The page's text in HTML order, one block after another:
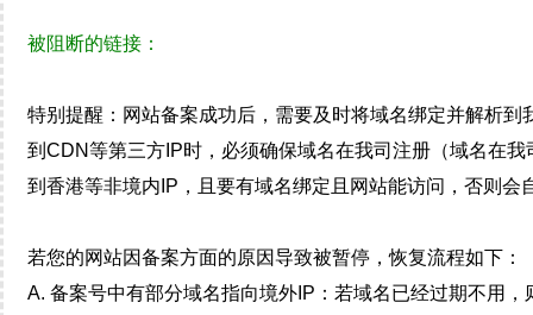
被阻断的链接：
特别提醒：网站备案成功后，需要及时将域名绑定并解析
到CDN等第三方IP时，必须确保域名在我司注册（域名在
到香港等非境内IP，且要有域名绑定且网站能访问，否则
若您的网站因备案方面的原因导致被暂停，恢复流程如下：
A. 备案号中有部分域名指向境外IP：若域名已经过期不用